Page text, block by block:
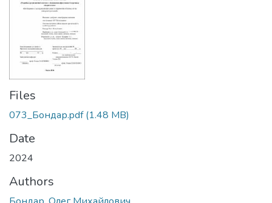
Files
073_Бондар.pdf(1.48 MB)
Date
2024
Authors